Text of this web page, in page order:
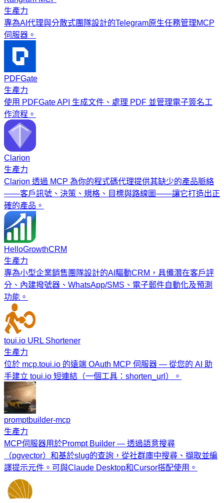
生產力
專為AI代理與分散式團隊設計的Telegram原生任務管理MCP
伺服器。
PDFGate
生產力
使用 PDFGate API 生成文件、處理 PDF 並管理電子簽名工
作流程。
Clarion
生產力
Clarion 透過 MCP 為你的程式碼代理提供其缺少的產品脈絡
——客戶訊號、決策、規格、目標與路線圖——讓它打造出正
確的產品。
HelloGrowthCRM
生產力
專為小型企業銷售團隊設計的AI驅動CRM，具備潛在客戶評
分、內建撥號器、WhatsApp/SMS、電子郵件自動化及預測
功能。
toui.io URL Shortener
生產力
位於 mcp.toui.io 的遠端 OAuth MCP 伺服器 — 從您的 AI 助
手建立 toui.io 短連結（一個工具：shorten_url）。
promptbuilder-mcp
生產力
MCP伺服器用於Prompt Builder — 透過語意搜尋
（pgvector）和基於slug的查詢，從社群庫中搜尋、擷取並編
譯提示元件。可與Claude Desktop和Cursor搭配使用。